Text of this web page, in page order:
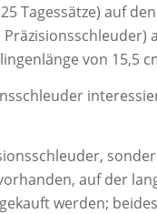
Tagessätze) auf
von 15,5
auf der
werden;